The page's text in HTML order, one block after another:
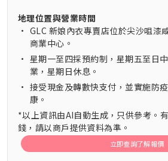
地理位置與營業時間
• GLC 新娘內衣專賣店位於尖沙咀漆
商業中心。
• 星期一至四採預約制，星期五至日
業，星期日休息。
• 接受現金及轉數快支付，並實施防
康。
*以上資訊由AI自動生成，只供參考。
錢，請以商戶提供資料為準。
立即查詢了解報價